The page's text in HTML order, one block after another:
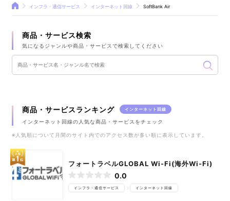
インフラ・通信サービス インターネット回線 SoftBank Air
商品・サービス検索
気になるジャンルや商品・サービスで検索してください
商品・サービスランキング インターネット回線
インターネット回線の人気な商品・サービスをチェック
※人気順について月間のサイト内でのアクセス数が多い順に表示しています。
フォートラベルGLOBAL Wi-Fi(海外Wi-Fi)
0.0
インフラ・通信サービス インターネット回線